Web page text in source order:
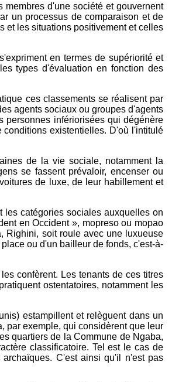
d'une société et gouvernent
un processus de comparaison et de
et les situations positivement et celles
en termes de supériorité et
types d'évaluation en fonction des
ces classements se réalisent par
agents sociaux ou groupes d'agents
personnes infériorisées qui dégénère
existentielles. D'où l'intitulé
de la vie sociale, notamment la
se fassent prévaloir, encenser ou
de luxe, de leur habillement et
les catégories sociales auxquelles on
en Occident », mopreso ou mopao
Righini, soit roule avec une luxueuse
ou d'un bailleur de fonds, c'est-à-
confèrent. Les tenants de ces titres
ostentatoires, notamment les
estampillent et relèguent dans un
par exemple, qui considèrent que leur
quartiers de la Commune de Ngaba,
classificatoire. Tel est le cas de
C'est ainsi qu'il n'est pas